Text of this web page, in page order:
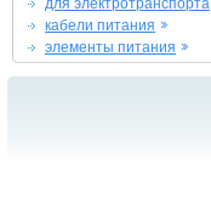
для электротранспорта
кабели питания
элементы питания